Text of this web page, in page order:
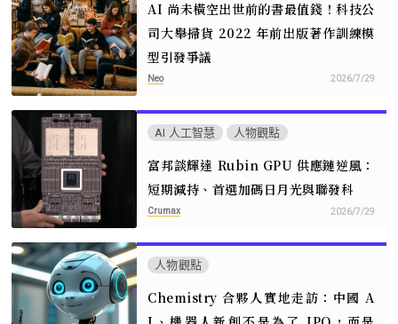
AI 尚未橫空出世前的書最值錢！科技公
司大舉掃貨 2022 年前出版著作訓練模
型引發爭議
Neo 2026/7/29
AI 人工智慧 人物觀點
富邦談輝達 Rubin GPU 供應鏈逆風：
短期減持、首選加碼日月光與聯發科
Crumax 2026/7/29
人物觀點
Chemistry 合夥人實地走訪：中國 A